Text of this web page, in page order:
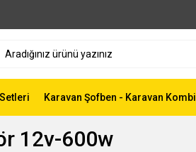
Karavan Şofben - Karavan Kombi
12v-600w